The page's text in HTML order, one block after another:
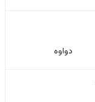
دواوە